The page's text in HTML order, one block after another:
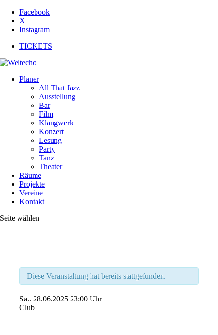
Facebook
X
Instagram
TICKETS
Planer
All That Jazz
Ausstellung
Bar
Film
Klangwerk
Konzert
Lesung
Party
Tanz
Theater
Räume
Projekte
Vereine
Kontakt
Seite wählen
Diese Veranstaltung hat bereits stattgefunden.
Sa.. 28.06.2025 23:00 Uhr
Club